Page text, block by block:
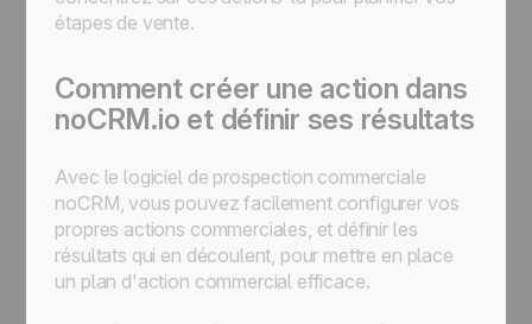
étapes de vente.
Comment créer une action dans
noCRM.io et définir ses résultats
Avec le logiciel de prospection commerciale
noCRM, vous pouvez facilement configurer vos
propres actions commerciales, et définir les
résultats qui en découlent, pour mettre en place
un plan d'action commercial efficace.